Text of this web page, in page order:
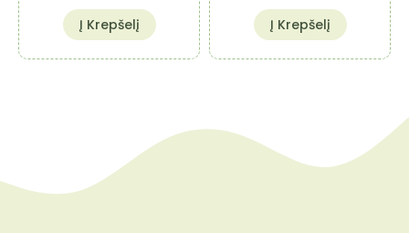
Į Krepšelį Į Krepšelį